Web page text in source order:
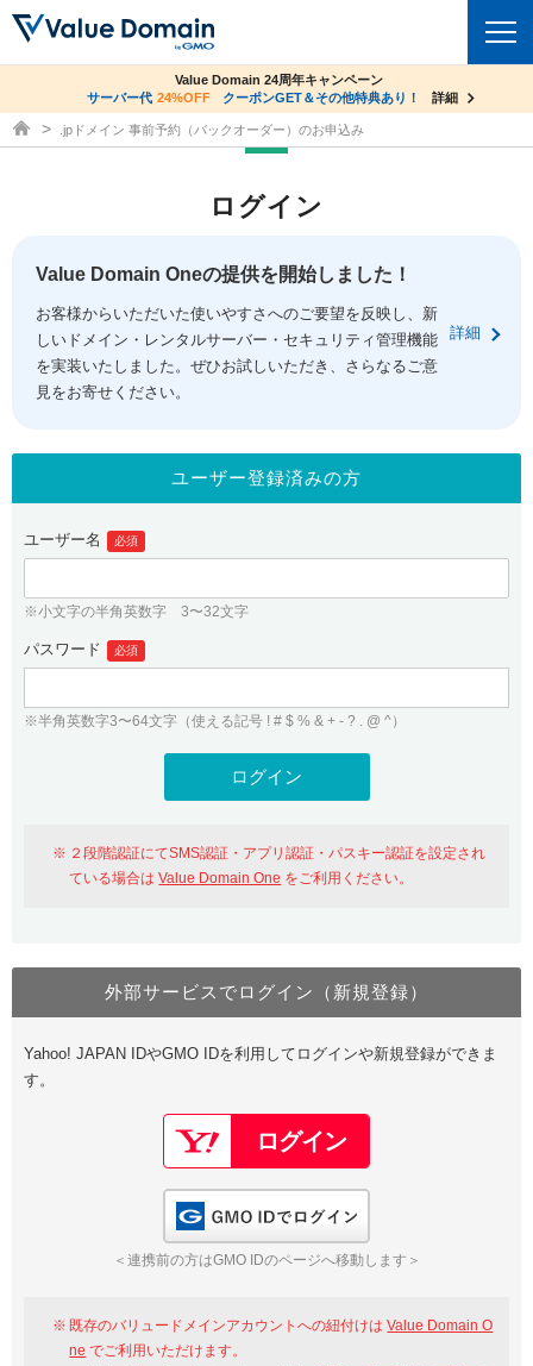
ドメイントップ
ドメイン移管
ドメイン価格一覧
ドメイン一括検索
.jpドメインオークション
gTLDオークション NEW!
.jpドメインバックオーダー
プレミアムドメイン
人気ドメインの種類
WHOIS検索
コアサーバー
バリューサーバー
XREA
セキュリティトップ
Value Domain ネットde診断
SSL証明書
サービストップ
お得意様割引
紹介制度
バリュードメインAPI
ドメイン・ホスティングOEM
facebook
ログイン
従来のバリュードメインをご利用希望の方
Value Domainにログイン
おすすめ One レンタルサーバーを含む最新の機能を使う方
Value Domain Oneにログイン
Google
GMO ID Amazon
※AmazonはValue Domain Oneのログイン画面へ遷移します
ユーザー登録
Value Domain Oneアカウント作成
以下でも登録可能
Google Yahoo!
GMO ID
co.jpドメイン✕コアサーバーV2ビジネス応援キャンペーン
サーバー料金1年間無料
詳細
Value Domain 24周年キャンペーン
サーバー代 24%OFF クーポンGET＆その他特典あり！ 詳細
ドメイン取得ならバリュードメイン
.jpドメイン 事前予約（バックオーダー）のお申込み
ログイン
Value Domain Oneの提供を開始しました！
お客様からいただいた使いやすさへのご要望を反映し、新
しいドメイン・レンタルサーバー・セキュリティ管理機能
を実装いたしました。ぜひお試しいただき、さらなるご意
見をお寄せください。
詳細
ユーザー登録済みの方
ユーザー名 必須
※小文字の半角英数字 3〜32文字
パスワード 必須
※半角英数字3〜64文字（使える記号 ! # $ % & + - ? . @ ^）
２段階認証にてSMS認証・アプリ認証・パスキー認証を設定され
ている場合はValue Domain One をご利用ください。
外部サービスでログイン（新規登録）
Yahoo! JAPAN IDやGMO IDを利用してログインや新規登録ができま
す。
＜連携前の方はGMO IDのページへ移動します＞
既存のバリュードメインアカウントへの紐付けはValue Domain O
ne でご利用いただけます。